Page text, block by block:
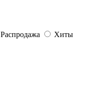
Распродажа
Хиты